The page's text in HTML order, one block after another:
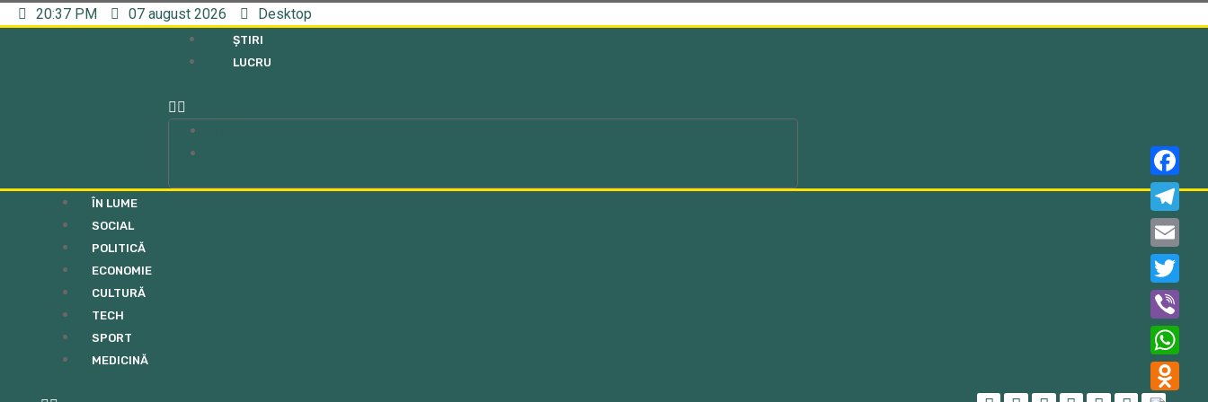
20:37 PM 07 august 2026 Desktop
ȘTIRI
LUCRU
ÎN LUME
SOCIAL
POLITICĂ
ECONOMIE
CULTURĂ
TECH
SPORT
MEDICINĂ
Telegram
Email
Twitter
Viber